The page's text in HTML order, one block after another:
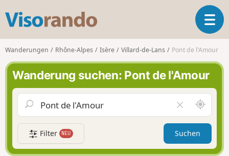
s
o
r
a
n
d
o
T
o
e
n
i
a
t
Wanderungen Rhône-Alpes Isère Villard-de-Lans Pont de l'Amour
Wanderung suchen: Pont de l'Amour
e
l
d
l
S
c
h
u
Filter NEU Suchen